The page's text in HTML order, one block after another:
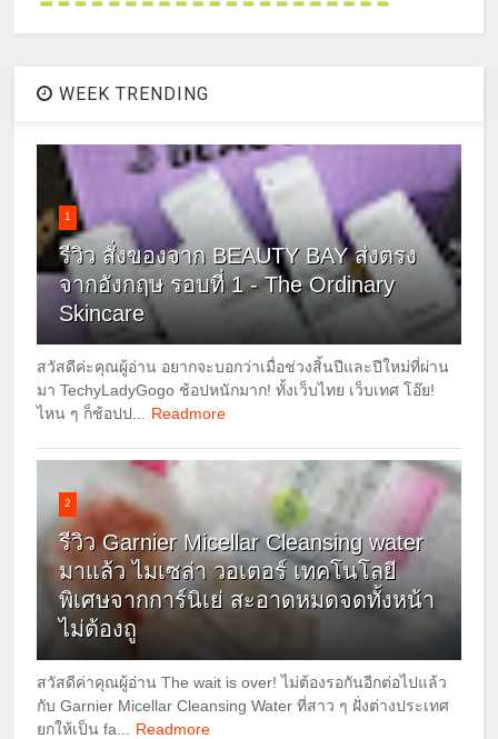
WEEK TRENDING
1
รีวิว สั่งของจาก BEAUTY BAY ส่งตรง
จากอังกฤษ รอบที่ 1 - The Ordinary
Skincare
สวัสดีค่ะคุณผู้อ่าน อยากจะบอกว่าเมื่อช่วงสิ้นปีและปีใหม่ที่ผ่าน
มา TechyLadyGogo ช้อปหนักมาก! ทั้งเว็บไทย เว็บเทศ โอ๊ย!
ไหน ๆ ก็ช้อปป...
Readmore
2
รีวิว Garnier Micellar Cleansing water
มาแล้ว ไมเซล่า วอเตอร์ เทคโนโลยี
พิเศษจากการ์นิเย่ สะอาดหมดจดทั้งหน้า
ไม่ต้องถู
สวัสดีค่าคุณผู้อ่าน The wait is over! ไม่ต้องรอกันอีกต่อไปแล้ว
กับ Garnier Micellar Cleansing Water ที่สาว ๆ ฝั่งต่างประเทศ
ยกให้เป็น fa...
Readmore